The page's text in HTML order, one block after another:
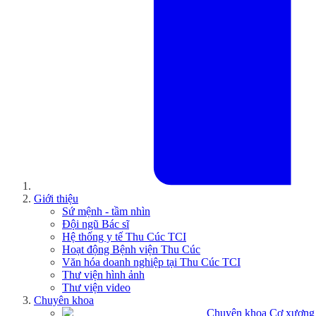
Giới thiệu
Sứ mệnh - tầm nhìn
Đội ngũ Bác sĩ
Hệ thống y tế Thu Cúc TCI
Hoạt động Bệnh viện Thu Cúc
Văn hóa doanh nghiệp tại Thu Cúc TCI
Thư viện hình ảnh
Thư viện video
Chuyên khoa
Chuyên khoa Cơ